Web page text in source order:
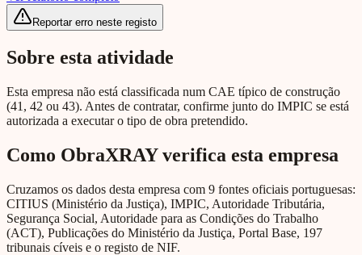
Reportar erro neste registo
Sobre esta atividade
Esta empresa não está classificada num CAE típico de construção
(41, 42 ou 43). Antes de contratar, confirme junto do IMPIC se está
autorizada a executar o tipo de obra pretendido.
Como ObraXRAY verifica esta empresa
Cruzamos os dados desta empresa com 9 fontes oficiais portuguesas:
CITIUS (Ministério da Justiça), IMPIC, Autoridade Tributária,
Segurança Social, Autoridade para as Condições do Trabalho
(ACT), Publicações do Ministério da Justiça, Portal Base, 197
tribunais cíveis e o registo de NIF.